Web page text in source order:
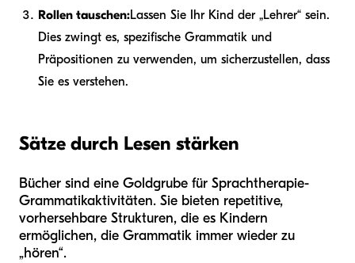
Rollen tauschen:Lassen Sie Ihr Kind der „Lehrer“ sein.
Dies zwingt es, spezifische Grammatik und
Präpositionen zu verwenden, um sicherzustellen, dass
Sie es verstehen.
Sätze durch Lesen stärken
Bücher sind eine Goldgrube für Sprachtherapie-
Grammatikaktivitäten. Sie bieten repetitive,
vorhersehbare Strukturen, die es Kindern
ermöglichen, die Grammatik immer wieder zu
„hören“.